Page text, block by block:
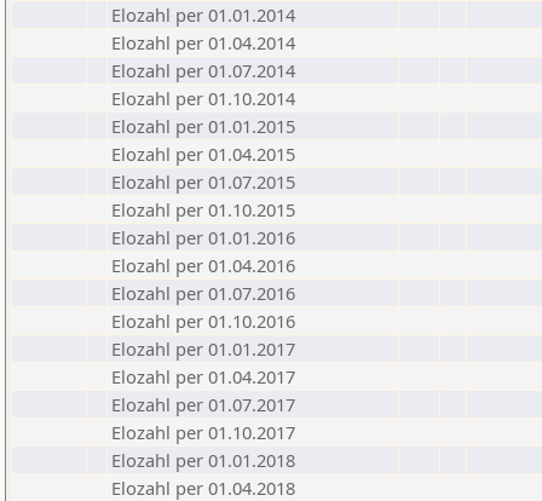
Elozahl per 01.01.2014
Elozahl per 01.04.2014
Elozahl per 01.07.2014
Elozahl per 01.10.2014
Elozahl per 01.01.2015
Elozahl per 01.04.2015
Elozahl per 01.07.2015
Elozahl per 01.10.2015
Elozahl per 01.01.2016
Elozahl per 01.04.2016
Elozahl per 01.07.2016
Elozahl per 01.10.2016
Elozahl per 01.01.2017
Elozahl per 01.04.2017
Elozahl per 01.07.2017
Elozahl per 01.10.2017
Elozahl per 01.01.2018
Elozahl per 01.04.2018